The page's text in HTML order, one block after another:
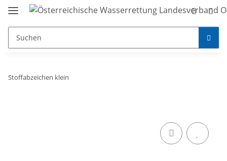
Stoffabzeichen klein